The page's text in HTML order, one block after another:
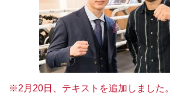
※2月20日、テキストを追加しました。